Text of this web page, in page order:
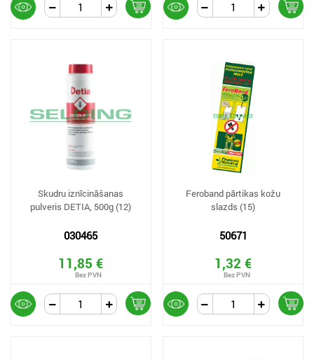
Skudru iznīcināšanas
pulveris DETIA, 500g (12)
030465
11,85 €
Feroband pārtikas kožu
slazds (15)
50671
1,32 €